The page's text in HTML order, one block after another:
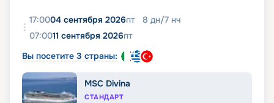
17:0004 сентября 2026пт 8 дн/7 нч
07:0011 сентября 2026пт
Вы посетите 3 страны:
MSC Divina
СТАНДАРТ